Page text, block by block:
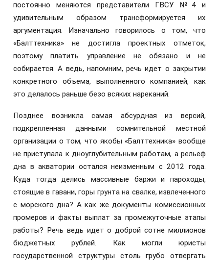
постоянно меняются представители ГВСУ №4 и
удивительным образом трансформируется их
аргументация. Изначально говорилось о том, что
«Балттехника» не достигла проектных отметок,
поэтому платить управление не обязано и не
собирается. А ведь, напомним, речь идет о закрытии
конкретного объема, выполненного компанией, как
это делалось раньше безо всяких нареканий.
Позднее возникла самая абсурдная из версий,
подкрепленная данными сомнительной местной
организации о том, что якобы «Балттехника» вообще
не приступала к дноуглубительным работам, а рельеф
дна в акватории остался неизменным с 2012 года.
Куда тогда делись массивные баржи и пароходы,
стоящие в гавани, горы грунта на свалке, извлеченного
с морского дна? А как же документы комиссионных
промеров и факты выплат за промежуточные этапы
работы? Речь ведь идет о доброй сотне миллионов
бюджетных рублей. Как могли юристы
государственной структуры столь грубо отвергать